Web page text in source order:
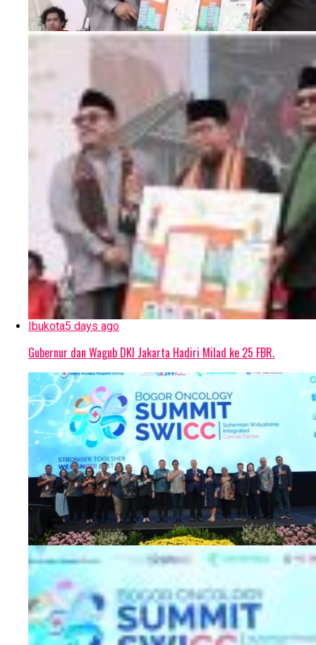
Ibukota5 days ago
Gubernur dan Wagub DKI Jakarta Hadiri Milad ke 25 FBR.